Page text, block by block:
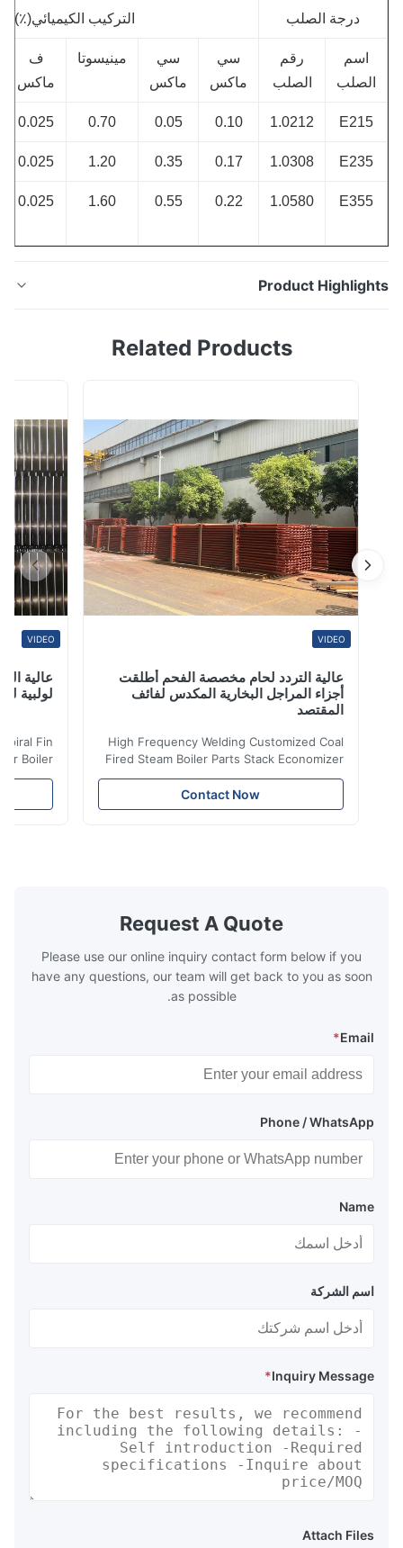
درجة الصلب التركيب الكيميائي(٪):
الصلب
ماكس
ماكس
مينيسوتا
ماكس
E215
1.0212
0.10
0.025
E235
1.0308
0.17
0.025
E355
1.0580
0.22
0.025
Product
لمحطة توليد الطاقة وتوليد الحرارة التفاصيل: المعيار:
م ، 9 م ، 12،24 م) أو الطول العادي (5-12 م) وصف: ASTM
ASTM A192 A192SMLS أنا...
Related Products
عالية التردد لحام مخصصة الفحم أطلقت
أجزاء المراجل البخارية المكدس لفائف
المقتصد
High Frequency Welding Customized Coal
Fired Steam Boiler Parts Stack Economizer
Coil Boiler economizer Boiler Economizer is
the energy improving device that helps to
reduce the cost of operation by saving the
boilers is generally in the temperature
range of 200°C – 250°C, so there
Contact Now
عالية
لولبية لنقل
Spiral Fin
Boiler
is the
saving the
Request A Quote
Please use our online inquiry contact form below if you
have any questions, our team will get back to you as soon
as possible.
Email
*
Phone / WhatsApp
Name
اسم الشركة
Inquiry Message
*
Attach Files